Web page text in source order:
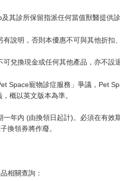
其診所保留指派任何當值獸醫提供
說明，否則本優惠不可與其他折扣
兌換現金或任何其他產品，亦不設
Space寵物診症服務」爭議，Pet
概以英文版本為準。
一年内 (由換領日起計)。必須在有效
換領券將作廢。
相關查詢：